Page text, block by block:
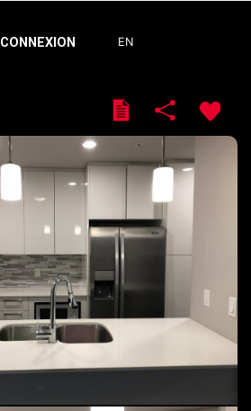
CONNEXION EN